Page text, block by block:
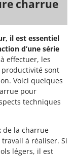
charrue
il est essentiel
d’une série
effectuer, les
productivité sont
Voici quelques
pour
techniques
de la charrue
à réaliser. Si
légers, il est